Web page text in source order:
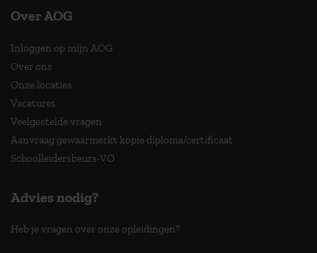
Over AOG
Inloggen op mijn AOG
Over ons
Onze locaties
Vacatures
Veelgestelde vragen
Aanvraag gewaarmerkt kopie diploma/certificaat
Schoolleidersbeurs-VO
Advies nodig?
Heb je vragen over onze opleidingen?